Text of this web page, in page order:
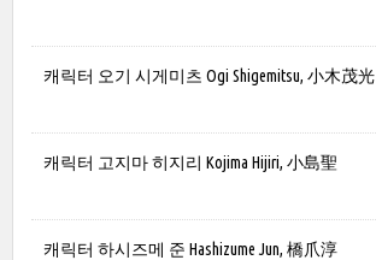
캐릭터 오기 시게미츠 Ogi Shigemitsu, 小木茂光
캐릭터 고지마 히지리 Kojima Hijiri, 小島聖
캐릭터 하시즈메 준 Hashizume Jun, 橋爪淳